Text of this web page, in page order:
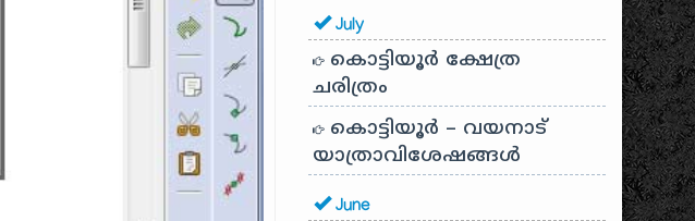
July
കൊട്ടിയൂർ ക്ഷേത്ര
ചരിത്രം
കൊട്ടിയൂർ – വയനാട്
യാത്രാവിശേഷങ്ങൾ
June